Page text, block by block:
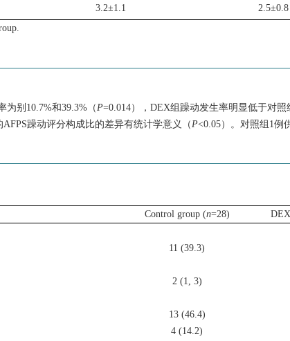
3.2±1.1 2.5±0.8
别10.7%和39.3%（P=0.014），DEX组躁动发生率明显低于对
AFPS躁动评分构成比的差异有统计学意义（P<0.05）。对照组1例
Control group (n=28)
11 (39.3)
2 (1, 3)
13 (46.4)
4 (14.2)